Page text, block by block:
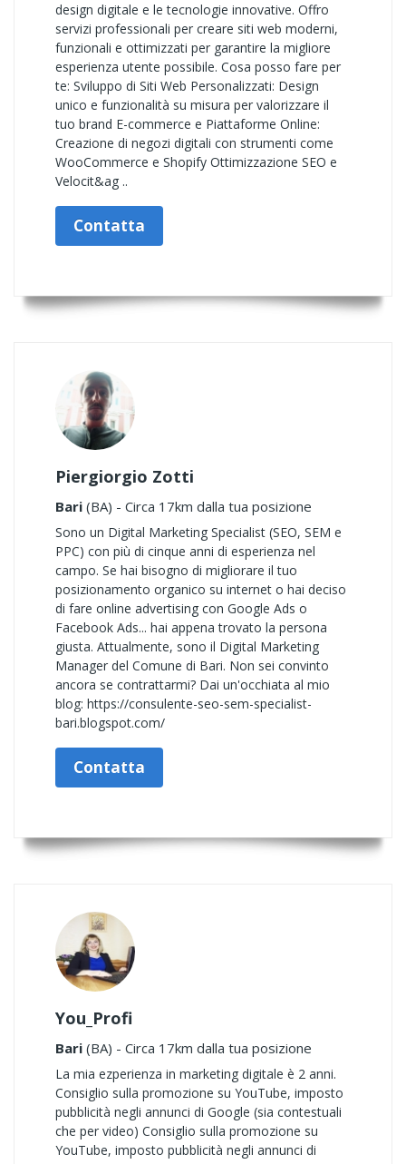
design digitale e le tecnologie innovative. Offro
servizi professionali per creare siti web moderni,
funzionali e ottimizzati per garantire la migliore
esperienza utente possibile. Cosa posso fare per
te: Sviluppo di Siti Web Personalizzati: Design
unico e funzionalità su misura per valorizzare il
tuo brand E-commerce e Piattaforme Online:
Creazione di negozi digitali con strumenti come
WooCommerce e Shopify Ottimizzazione SEO e
Velocit&ag ..
Contatta
Piergiorgio Zotti
Bari (BA) - Circa 17km dalla tua posizione
Sono un Digital Marketing Specialist (SEO, SEM e
PPC) con più di cinque anni di esperienza nel
campo. Se hai bisogno di migliorare il tuo
posizionamento organico su internet o hai deciso
di fare online advertising con Google Ads o
Facebook Ads... hai appena trovato la persona
giusta. Attualmente, sono il Digital Marketing
Manager del Comune di Bari. Non sei convinto
ancora se contrattarmi? Dai un'occhiata al mio
blog: https://consulente-seo-sem-specialist-
bari.blogspot.com/
Contatta
You_Profi
Bari (BA) - Circa 17km dalla tua posizione
La mia ezperienza in marketing digitale è 2 anni.
Consiglio sulla promozione su YouTube, imposto
pubblicità negli annunci di Google (sia contestuali
che per video) Consiglio sulla promozione su
YouTube, imposto pubblicità negli annunci di